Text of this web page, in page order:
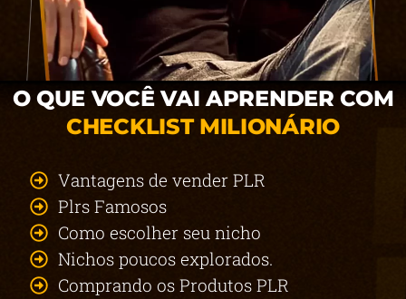
O QUE VOCÊ VAI APRENDER COM
CHECKLIST MILIONÁRIO
Vantagens de vender PLR
Plrs Famosos
Como escolher seu nicho
Nichos poucos explorados.
Comprando os Produtos PLR